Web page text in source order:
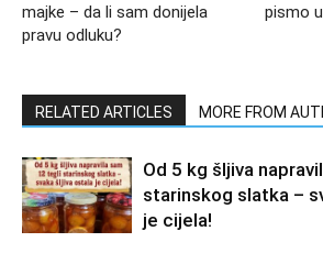
majke – da li sam donijela
pravu odluku?
pismo
RELATED ARTICLES MORE FROM
Od 5 kg šljiva
starinskog slatka –
je cijela!